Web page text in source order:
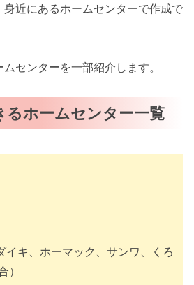
近にあるホームセンターで作成で
センターを一部紹介します。
るホームセンター一覧
イキ、ホーマック、サンワ、くろ
）